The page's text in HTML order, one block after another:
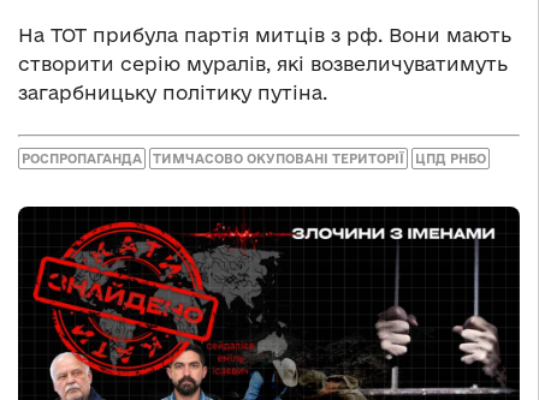
На ТОТ прибула партія митців з рф. Вони мають
створити серію муралів, які возвеличуватимуть
загарбницьку політику путіна.
РОСПРОПАГАНДА ТИМЧАСОВО ОКУПОВАНІ ТЕРИТОРІЇ ЦПД РНБО